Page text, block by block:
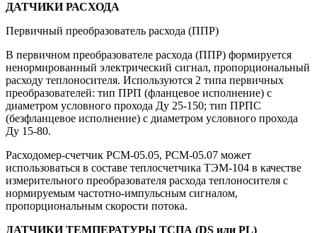
ДАТЧИКИ РАСХОДА
Первичный преобразователь расхода (ППР)
В первичном преобразователе расхода (ППР) формируется
ненормированный электрический сигнал, пропорциональный
расходу теплоносителя. Используются 2 типа первичных
преобразователей: тип ПРП (фланцевое исполнение) с
диаметром условного прохода Ду 25-150; тип ПРПС
(безфланцевое исполнение) с диаметром условного прохода
Ду 15-80.
Расходомер-счетчик РСМ-05.05, РСМ-05.07 может
использоваться в составе теплосчетчика ТЭМ-104 в качестве
измерительного преобразователя расхода теплоносителя с
нормируемым частотно-импульсным сигналом,
пропорциональным скорости потока.
ДАТЧИКИ ТЕМПЕРАТУРЫ ТСПА (DS или PL)